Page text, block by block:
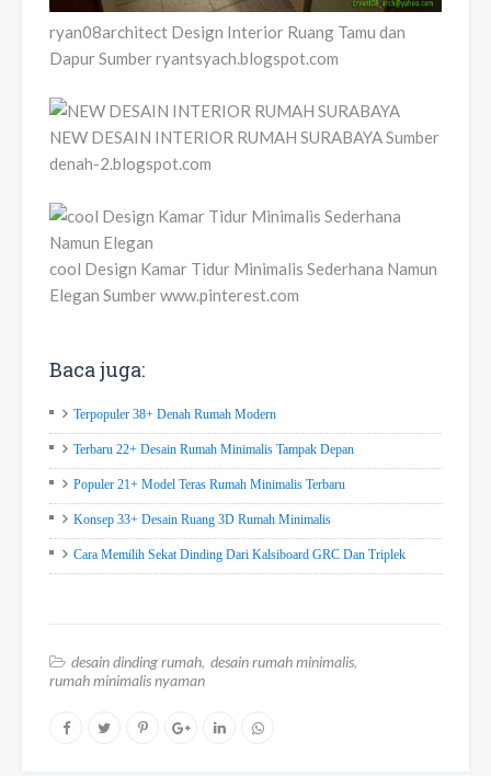
ryan08architect Design Interior Ruang Tamu dan
Dapur Sumber ryantsyach.blogspot.com
NEW DESAIN INTERIOR RUMAH SURABAYA Sumber
denah-2.blogspot.com
cool Design Kamar Tidur Minimalis Sederhana Namun
Elegan Sumber www.pinterest.com
Baca juga:
Terpopuler 38+ Denah Rumah Modern
Terbaru 22+ Desain Rumah Minimalis Tampak Depan
Populer 21+ Model Teras Rumah Minimalis Terbaru
Konsep 33+ Desain Ruang 3D Rumah Minimalis
Cara Memilih Sekat Dinding Dari Kalsiboard GRC Dan Triplek
desain dinding rumah desain rumah minimalis
rumah minimalis nyaman